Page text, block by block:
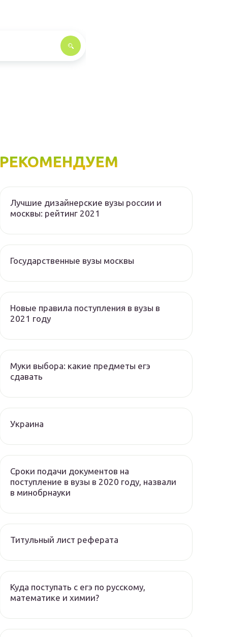
РЕКОМЕНДУЕМ
Лучшие дизайнерские вузы россии и
москвы: рейтинг 2021
Государственные вузы москвы
Новые правила поступления в вузы в
2021 году
Муки выбора: какие предметы егэ
сдавать
Украина
Сроки подачи документов на
поступление в вузы в 2020 году, назвали
в минобрнауки
Титульный лист реферата
Куда поступать с егэ по русскому,
математике и химии?